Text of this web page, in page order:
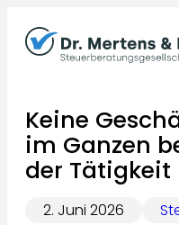
Inhalt
springen
Keine
im Ganzen
der Tätigkeit
2. Juni 2026